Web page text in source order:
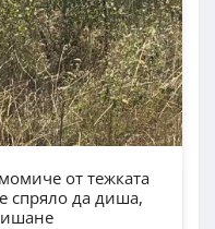
от тежката
спряло да диша,